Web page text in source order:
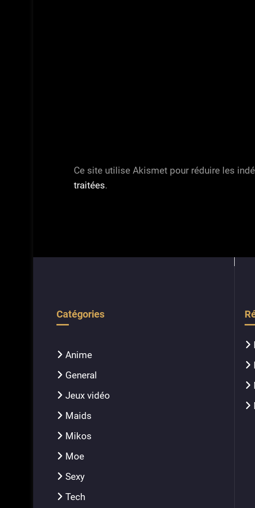
Ce site utilise Akismet pour réduire les
traitées.
Catégories
Anime
General
Jeux vidéo
Maids
Mikos
Moe
Sexy
Tech